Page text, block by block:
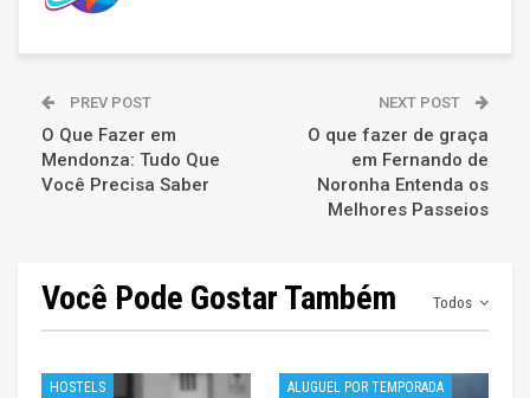
PREV POST
O Que Fazer em
Mendonza: Tudo Que
Você Precisa Saber
NEXT POST
O que fazer de graça
em Fernando de
Noronha Entenda os
Melhores Passeios
Todos
Você Pode Gostar Também
HOSTELS ALUGUEL POR TEMPORADA